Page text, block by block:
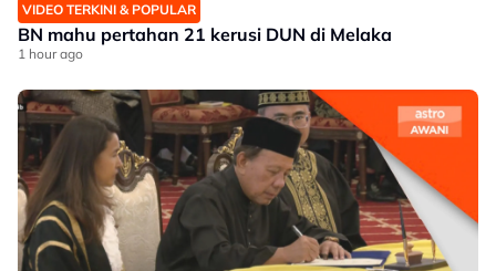
VIDEO TERKINI & POPULAR
BN mahu pertahan 21 kerusi DUN di Melaka
1 hour ago